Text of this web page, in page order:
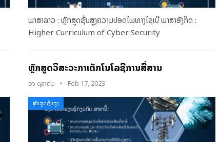
ພາສາລາວ : ຫຼັກສູດຊັ້ນສູງຄວາມປອດໄພທາງໄຊເບີ ພາສາອັງກິດ :
Higher Curriculum of Cyber Security
ຫຼັກສູດວິສະວະກຳເຕັກໂນໂລຊີການສື່ສານ
ອຈ ດຸລາຄົມ Feb 17, 2023
ຫຼັກສູດຊັ້ນສູງ